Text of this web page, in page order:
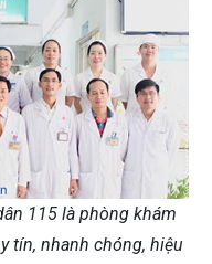
115 là phòng khám
tín, nhanh chóng, hiệu